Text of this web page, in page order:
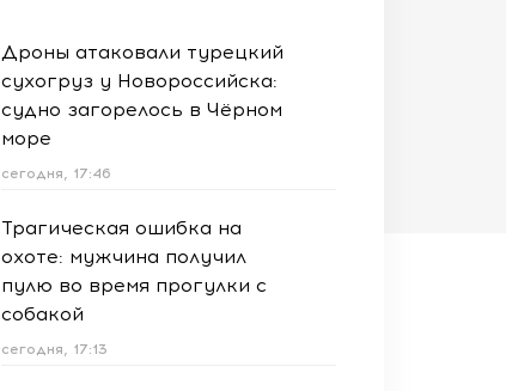
Дроны атаковали турецкий
сухогруз у Новороссийска:
судно загорелось в Чёрном
море
сегодня, 17:46
Трагическая ошибка на
охоте: мужчина получил
пулю во время прогулки с
собакой
сегодня, 17:13